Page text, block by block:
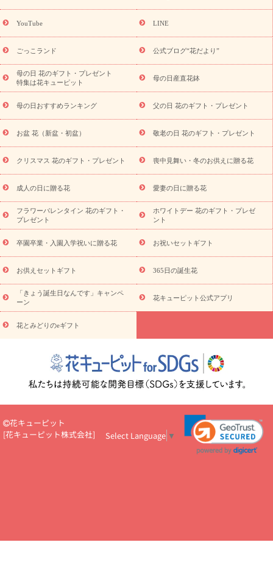
9月の誕生花(リンドウ)
ら探す
お祝いの花特集 当日配達特急便 お祝い商品一覧
念日
結婚祝い 出産祝い 退院祝い・快気祝い
寿祝い
プチギフト ペットのお祝いフラワー
お供え・お悔やみの花
四十九日法要以降に贈る花
通夜・葬儀
に贈る花
お供え お花とセットギフト
お供え プリザーブドフラ
ワー
ペットのお供えフラワー お盆（新盆・初盆）
その他
お祝い返し
お見舞い お取り寄せギフト ビジネス用
ご自宅
用
観葉植物 ミディ胡蝶蘭 プリザーブドフラワー
スタイル
から探す
アレンジメント 花束 スタンド花 お祝い
お供
え・お悔やみ
胡蝶蘭・花鉢
ミディ胡蝶蘭・お祝い
ミディ胡蝶蘭・お供え
世界初の青色胡蝶蘭 観葉植物
観葉植
物
産直多肉植物 プリザーブドフラワー お祝い
お供え・お
悔やみ
花とセットギフト セミオーダー
プチギフト
（hanamore -ハナモア-）
花とみどりのeギフト
トのeGfit
カラー ピンク イエローオレンジ レッド
お花の
種類
バラ ユリ トルコキキョウ 予算から探す
お祝い・3000円～ お祝い・4000円～ お祝い・5000円～
お
祝い・7000円～ お祝い・10000円～ お供え・お悔やみ
え・お悔やみ・3000円～ お供え・お悔やみ・5000円～
お供
え・お悔やみ・7000円～
365日の誕生花カレンダー
いのマナー
定年退職祝いのマナー
お祝いを贈るときのマナー・
花キューピットのお祝いコラム一覧
誕生日のお花を「色
彩心理学」で選ぶ方法
結婚祝いの予算相場
出産祝いお役立ち情
報
転職祝いのマナー基礎知識
ペットのお祝いワンポイントアド
お見舞いのマナーとル
ール
新築引っ越し祝いコラム お祝い花のマナー総まとめ
職
場上司や先輩へ贈るお祝い花の正解は？
開店祝いの花 選び方ガイ
あり)
花キューピット×専門家
CO2排出量削減 / SDGsを考える
YouTube LINE
ごっこランド 公式ブログ“花だより”
母の日 花のギフト・プレゼント
特集は花キューピット
母の日産直花鉢
母の日おすすめランキング 父の日 花のギフト・プレゼント
お盆 花（新盆・初盆） 敬老の日 花のギフト・プレゼント
クリスマス 花のギフト・プレゼント 喪中見舞い・冬のお供えに贈る花
成人の日に贈る花 愛妻の日に贈る花
フラワーバレンタイン 花のギフト・
プレゼント
ホワイトデー 花のギフト・プレゼ
ント
卒園卒業・入園入学祝いに贈る花 お祝いセットギフト
お供えセットギフト 365日の誕生花
「きょう誕生日なんです」キャンペ
ーン
花キューピット公式アプリ
花とみどりのeギフト
花キューピット
[花キューピット株式会社] Select Language ▼